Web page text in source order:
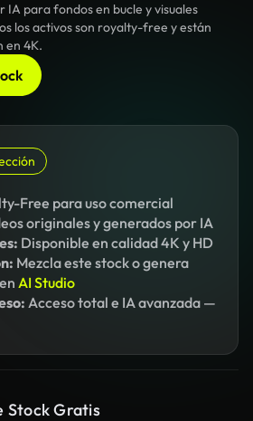
IA para fondos en bucle y visuales
los activos son royalty-free y están
en 4K.
Free para uso comercial
originales y generados por IA
Disponible en calidad 4K y HD
Mezcla este stock o genera
AI Studio
Acceso total e IA avanzada —
Stock Gratis